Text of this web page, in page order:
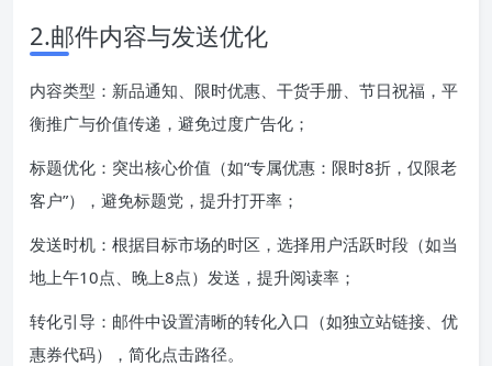
2.邮件内容与发送优化
内容类型：新品通知、限时优惠、干货手册、节日祝福，平
衡推广与价值传递，避免过度广告化；
标题优化：突出核心价值（如“专属优惠：限时8折，仅限老
客户”），避免标题党，提升打开率；
发送时机：根据目标市场的时区，选择用户活跃时段（如当
地上午10点、晚上8点）发送，提升阅读率；
转化引导：邮件中设置清晰的转化入口（如独立站链接、优
惠券代码），简化点击路径。